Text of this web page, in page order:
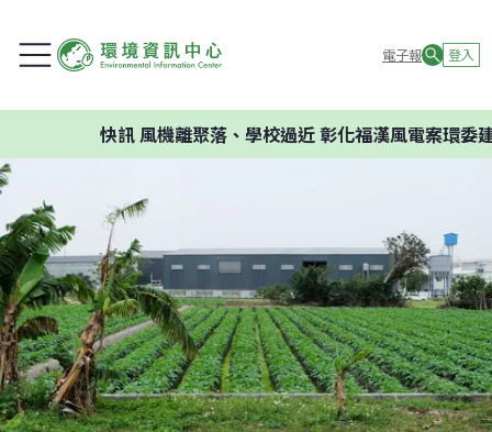
電子報 登入
風機離聚落、學校過近 彰化福漢風電案環委建議不應開